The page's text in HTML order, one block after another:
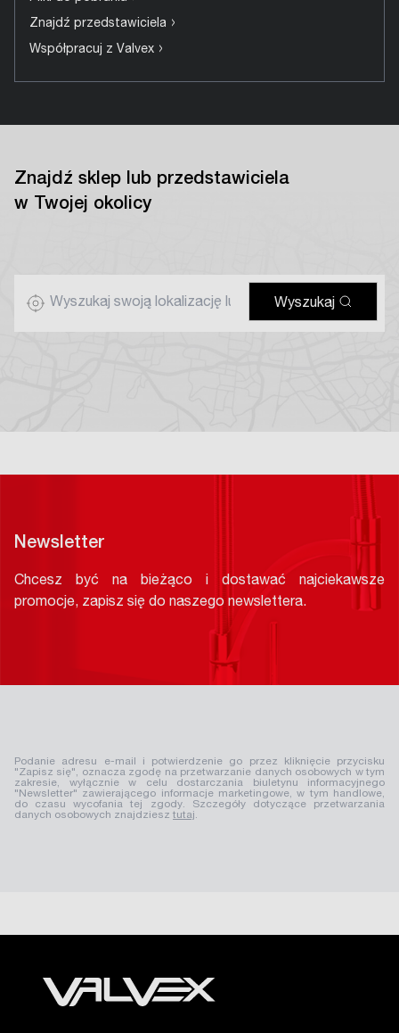
Znajdź przedstawiciela ›
Współpracuj z Valvex ›
Znajdź sklep lub przedstawiciela
w Twojej okolicy
Wyszukaj
Newsletter
Chcesz być na bieżąco i dostawać najciekawsze
promocje, zapisz się do naszego newslettera.
Podanie adresu e-mail i potwierdzenie go przez kliknięcie przycisku
"Zapisz się", oznacza zgodę na przetwarzanie danych osobowych w tym
zakresie, wyłącznie w celu dostarczania biuletynu informacyjnego
"Newsletter" zawierającego informacje marketingowe, w tym handlowe,
do czasu wycofania tej zgody. Szczegóły dotyczące przetwarzania
danych osobowych znajdziesz tutaj.